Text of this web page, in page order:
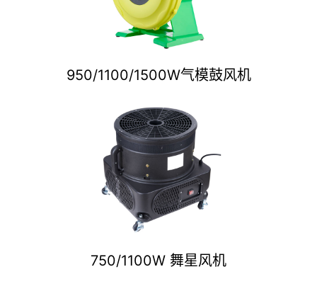
950/1100/1500W气模鼓风机
750/1100W 舞星风机